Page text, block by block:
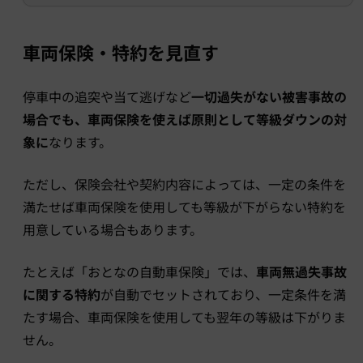
車両保険・特約を見直す
停車中の追突や当て逃げなど一切過失がない被害事故の
場合でも、車両保険を使えば原則として等級ダウンの対
象になります。
ただし、保険会社や契約内容によっては、一定の条件を
満たせば車両保険を使用しても等級が下がらない特約を
用意している場合もあります。
たとえば「おとなの自動車保険」では、 車両無過失事故
に関する特約が自動でセットされており、一定条件を満
たす場合、車両保険を使用しても翌年の等級は下がりま
せん。